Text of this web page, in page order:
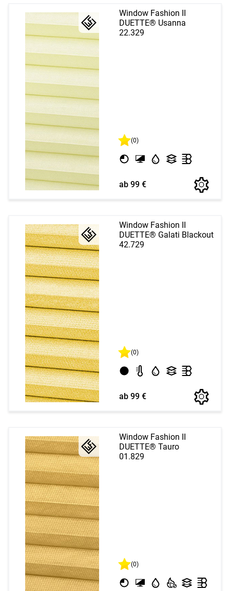
Window Fashion II
DUETTE® Usanna
22.329
(0)
ab 99 €
Window Fashion II
DUETTE® Galati Blackout
42.729
(0)
ab 99 €
Window Fashion II
DUETTE® Tauro
01.829
(0)